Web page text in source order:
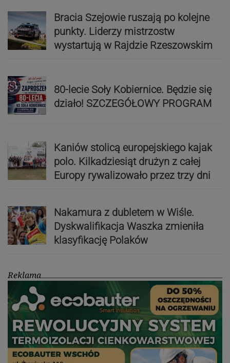
Bracia Szejowie ruszają po kolejne
punkty. Liderzy mistrzostw
wystartują w Rajdzie Rzeszowskim
80-lecie Soły Kobiernice. Będzie się
działo! SZCZEGÓŁOWY PROGRAM
Kaniów stolicą europejskiego kajak
polo. Kilkadziesiąt drużyn z całej
Europy rywalizowało przez trzy dni
Nakamura z dubletem w Wiśle.
Dyskwalifikacja Waszka zmieniła
klasyfikację Polaków
Reklama